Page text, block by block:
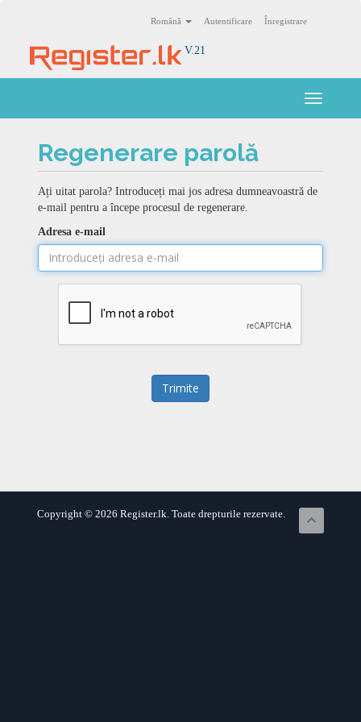
Română Autentificare Înregistrare
V.21
Toggle
Regenerare parolă
Ați uitat parola? Introduceți mai jos adresa dumneavoastră de
e-mail pentru a începe procesul de regenerare.
Adresa e-mail
Trimite
Copyright © 2026 Register.lk. Toate drepturile rezervate.